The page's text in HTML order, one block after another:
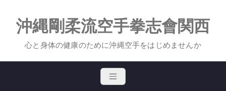
content沖縄剛柔流空手拳志會関西
心と身体の健康のために沖縄空手をはじめませんか